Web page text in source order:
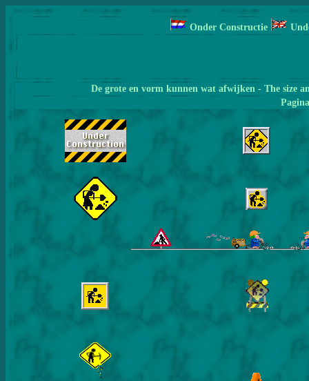
Onder Constructie
De grote en vorm kunnen wat afwijken - The size